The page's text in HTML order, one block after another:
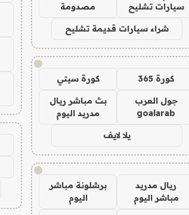
سيارات تشليح
مصدومة
شراء سيارات قديمة تشليح
!
كورة 365 كورة سيتي
جول العرب
goalarab
بث مباشر ريال
مدريد اليوم
يلا لايف
!
ريال مدريد
مباشر اليوم
برشلونة مباشر
اليوم